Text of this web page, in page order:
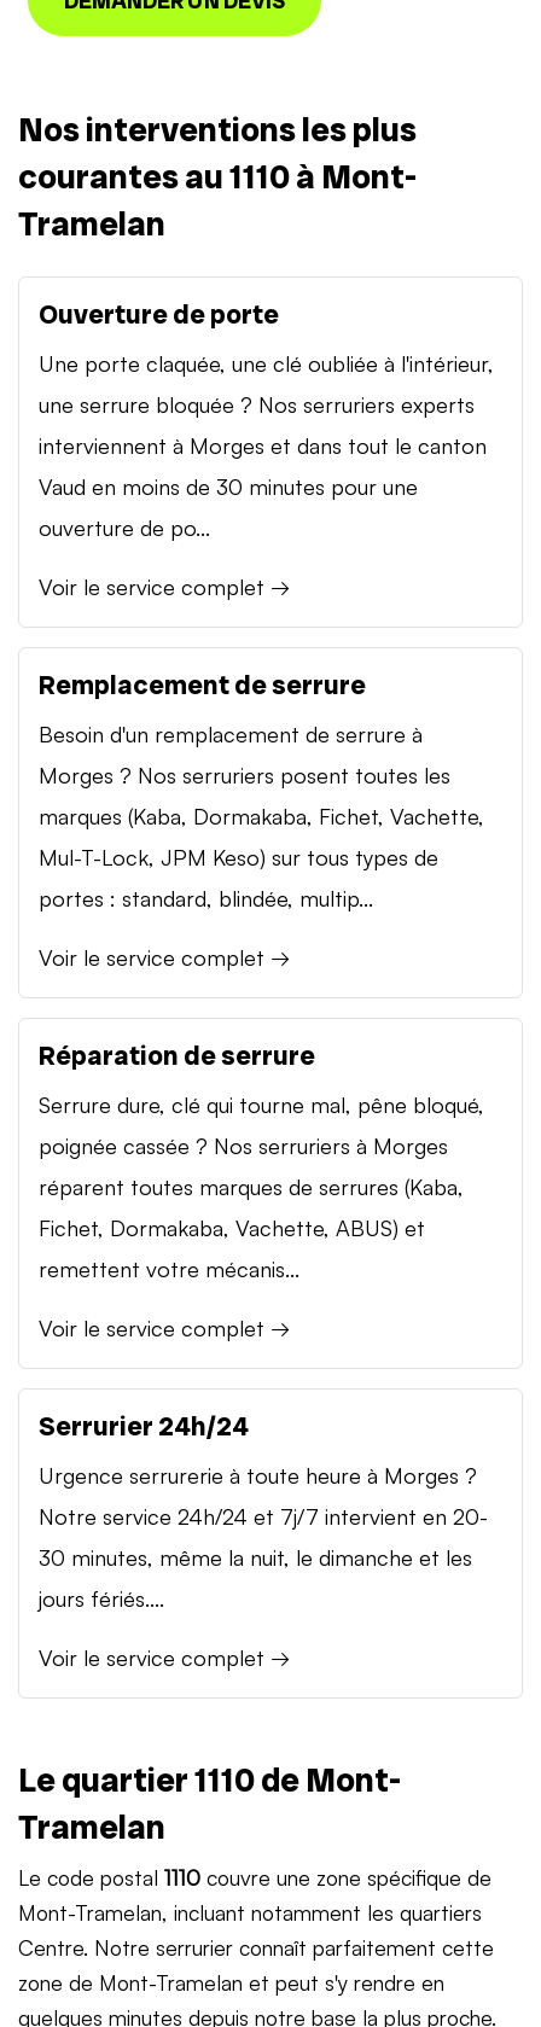
Nos interventions les plus
courantes au 1110 à Mont-
Tramelan
Ouverture de porte
Une porte claquée, une clé oubliée à l'intérieur,
une serrure bloquée ? Nos serruriers experts
interviennent à Morges et dans tout le canton
Vaud en moins de 30 minutes pour une
ouverture de po...
Voir le service complet →
Remplacement de serrure
Besoin d'un remplacement de serrure à
Morges ? Nos serruriers posent toutes les
marques (Kaba, Dormakaba, Fichet, Vachette,
Mul-T-Lock, JPM Keso) sur tous types de
portes : standard, blindée, multip...
Voir le service complet →
Réparation de serrure
Serrure dure, clé qui tourne mal, pêne bloqué,
poignée cassée ? Nos serruriers à Morges
réparent toutes marques de serrures (Kaba,
Fichet, Dormakaba, Vachette, ABUS) et
remettent votre mécanis...
Voir le service complet →
Serrurier 24h/24
Urgence serrurerie à toute heure à Morges ?
Notre service 24h/24 et 7j/7 intervient en 20-
30 minutes, même la nuit, le dimanche et les
jours fériés....
Voir le service complet →
Le quartier 1110 de Mont-
Tramelan
Le code postal 1110 couvre une zone spécifique de
Mont-Tramelan, incluant notamment les quartiers
Centre. Notre serrurier connaît parfaitement cette
zone de Mont-Tramelan et peut s'y rendre en
quelques minutes depuis notre base la plus proche.